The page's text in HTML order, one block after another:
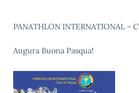
PANATHLON INTERNATIONAL –
Augura Buona Pasqua!